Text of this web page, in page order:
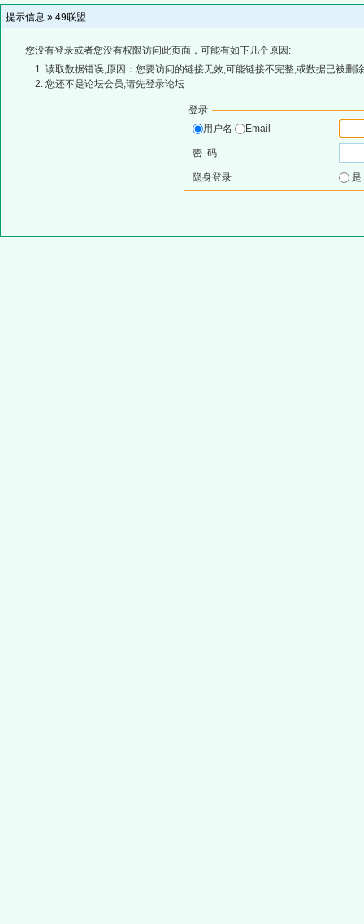
提示信息 » 49联盟
您没有登录或者您没有权限访问此页面，可能有如下几个原因:
读取数据错误,原因：您要访问的链接无效,可能链接不完整,或数据已被删
您还不是论坛会员,请先登录论坛
登录
用户名
Email
密 码
隐身登录